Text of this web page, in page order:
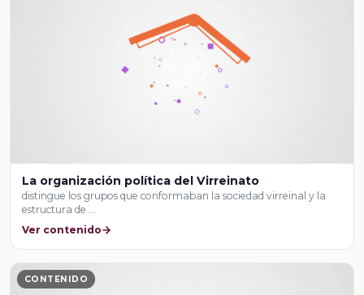
La organización política del Virreinato
distingue los grupos que conformaban la sociedad virreinal y la
estructura de …
Ver contenido
CONTENIDO